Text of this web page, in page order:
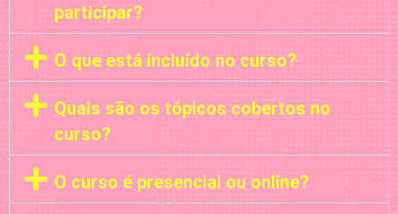
participar?
O que está incluído no curso?
Quais são os tópicos cobertos no
curso?
O curso é presencial ou online?